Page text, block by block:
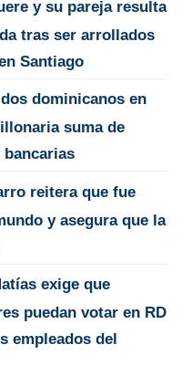
y su pareja resulta
tras ser arrollados
Santiago
dominicanos en
suma de
reitera que fue
y asegura que la
exige que
puedan votar en RD
empleados del